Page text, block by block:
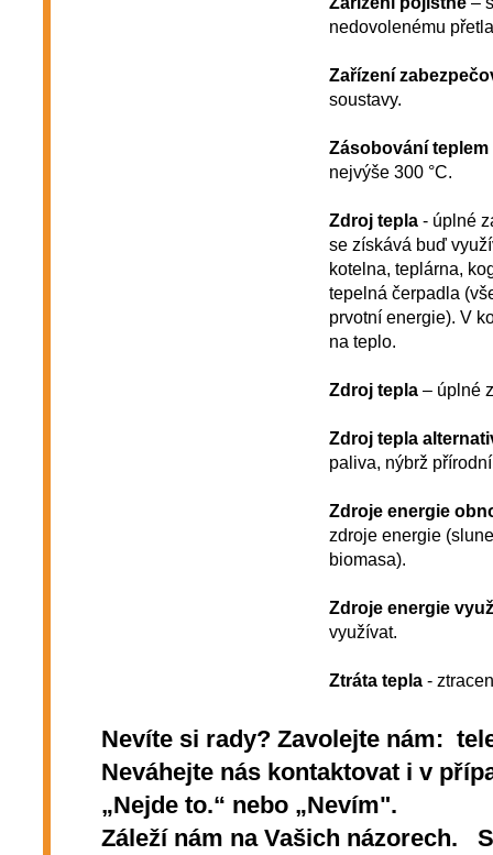
nedovolenému
Zařízení
soustavy.
Zásobování teplem
nejvýše 300 °C.
Zdroj tepla- úplné
se získává buď
kotelna, teplárna,
tepelná čerpadla
prvotní energie). V
na teplo.
Zdroj tepla– úplné
Zdroj tepla
paliva, nýbrž
Zdroje energie
zdroje energie
biomasa).
Zdroje energie
využívat.
Ztráta tepla-
Nevíte si rady? Zavolejte nám:
Neváhejte nás kontaktovat i v
„Nejde to.“ nebo „Nevím".
Záleží nám na Vašich názorech.